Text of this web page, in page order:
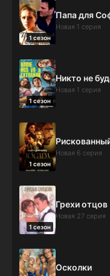
1 сезон
Папа для
Новая 1 серия
1 сезон
Никто не
Новая 1 серия
1 сезон
Новая 6 серия
1 сезон
Грехи отцов
Новая 27 серия
Осколки